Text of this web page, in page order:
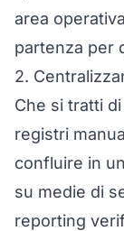
area
partenza per
2.
Che si tratti
registri
confluire in
su medie di
reporting